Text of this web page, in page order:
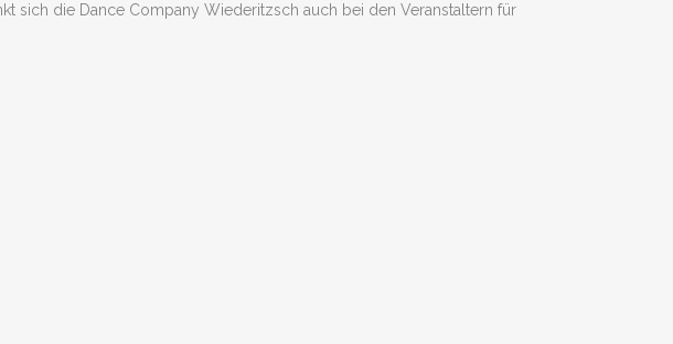
sich die Dance Company Wiederitzsch auch bei den Veranstaltern für